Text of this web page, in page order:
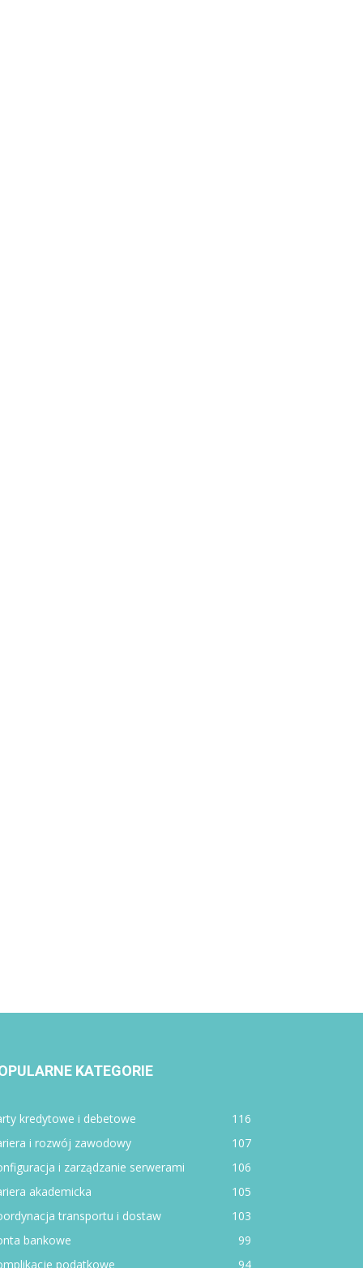
KATEGORIE
kredytowe i debetowe
116
i rozwój zawodowy
107
i zarządzanie serwerami
106
akademicka
105
transportu i dostaw
103
bankowe
99
podatkowe
94